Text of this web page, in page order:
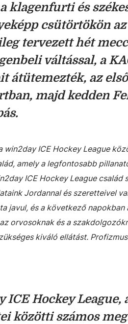
klagenfurti és
csütörtökön
tervezett hét
váltással, a
átütemezték, az
majd kedden
win2day ICE Hockey League
amely a legfontosabb
ICE Hockey League
Jordannal és szeretteivel
javul, és a következő
orvosoknak és a
kiváló ellátást.
ICE Hockey League,
közötti számos